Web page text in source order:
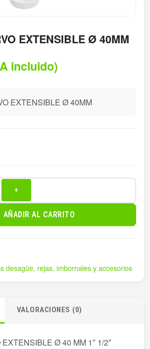
EXTENSIBLE Ø 40MM
incluido)
EXTENSIBLE Ø 40MM
+
AÑADIR AL CARRITO
desagüe, rejas, imbornales y accesorios
VALORACIONES (0)
Ø 40 MM 1″ 1/2″